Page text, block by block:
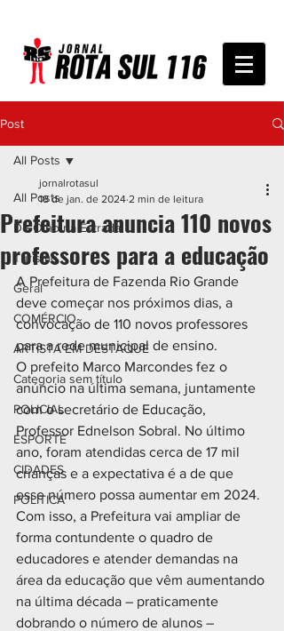
Post
All Posts
De Olho na Estrada
Turismo
Geral
COMÉRCIO
ARTISTA EM DESTAQUE
Categoria sem título
POLICIAL
ESPORTE
CIDADES
POLÍTICA
All Posts
Prefeitura anuncia 110 novos
professores para a educação
jornalrotasul
18 de jan. de 2024 2 min de leitura
A Prefeitura de Fazenda Rio Grande
deve começar nos próximos dias, a
convocação de 110 novos professores
para a rede municipal de ensino.
O prefeito Marco Marcondes fez o
anúncio na última semana, juntamente
com o secretário de Educação,
Professor Ednelson Sobral. No último
ano, foram atendidas cerca de 17 mil
crianças e a expectativa é a de que
esse número possa aumentar em 2024.
Com isso, a Prefeitura vai ampliar de
forma contundente o quadro de
educadores e atender demandas na
área da educação que vêm aumentando
na última década – praticamente
dobrando o número de alunos –